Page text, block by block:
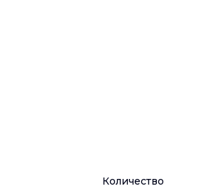
Количество